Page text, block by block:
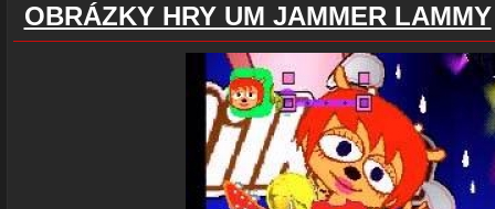
OBRÁZKY HRY UM JAMMER LAMMY